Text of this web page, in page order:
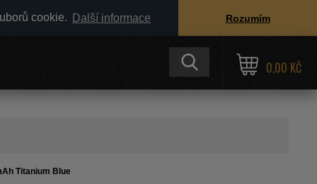
cookie. Další informace Rozumím
0,00 KČ
Titanium Blue